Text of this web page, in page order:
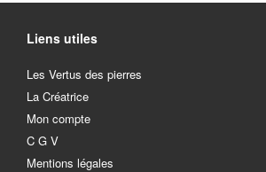
Liens utiles
Les Vertus des pierres
La Créatrice
Mon compte
C G V
Mentions légales